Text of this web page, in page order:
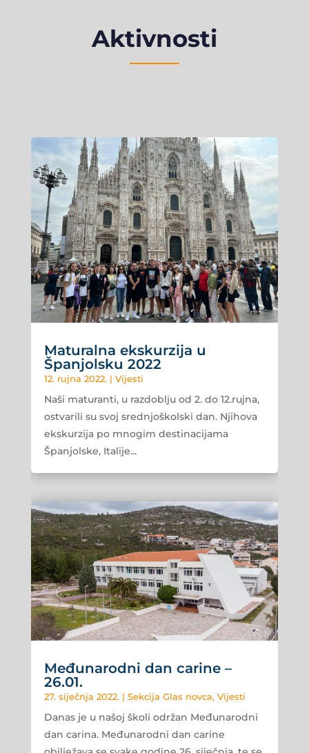
Aktivnosti
Maturalna ekskurzija u
Španjolsku 2022
12. rujna 2022.| Vijesti
Naši maturanti, u razdoblju od 2. do 12.rujna,
ostvarili su svoj srednjoškolski dan. Njihova
ekskurzija po mnogim destinacijama
Španjolske, Italije...
Međunarodni dan carine –
26.01.
27. siječnja 2022.| Sekcija Glas novca, Vijesti
Danas je u našoj školi održan Međunarodni
dan carina. Međunarodni dan carine